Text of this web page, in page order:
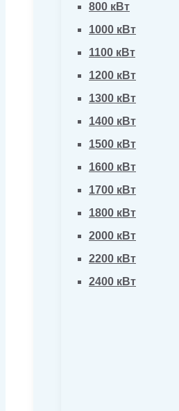
800 кВт
1000 кВт
1100 кВт
1200 кВт
1300 кВт
1400 кВт
1500 кВт
1600 кВт
1700 кВт
1800 кВт
2000 кВт
2200 кВт
2400 кВт